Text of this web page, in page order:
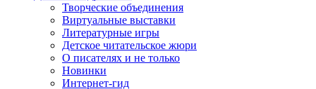
Творческие объединения
Виртуальные выставки
Литературные игры
Детское читательское жюри
О писателях и не только
Новинки
Интернет-гид